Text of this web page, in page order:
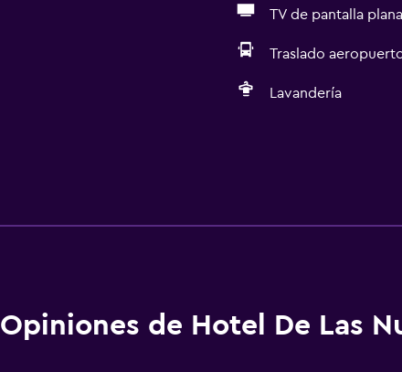
TV de pantalla plana
Traslado
Lavandería
Opiniones de Hotel De Las